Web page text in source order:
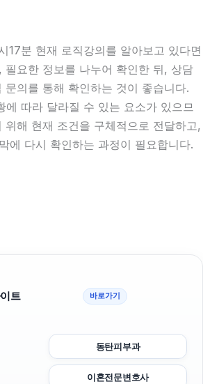
분 현재 로직강의를 알아보고 있다면
필요한 정보를 나누어 확인한 뒤, 상담
문의를 통해 확인하는 것이 좋습니다.
에 따라 달라질 수 있는 요소가 있으므
위해 현재 조건을 구체적으로 전달하고,
에 다시 확인하는 과정이 필요합니다.
트 바로가기
동탄피부과
이혼전문변호사